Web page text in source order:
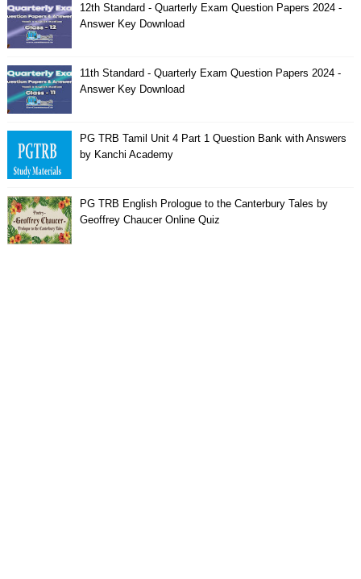
12th Standard - Quarterly Exam Question Papers 2024 -
Answer Key Download
11th Standard - Quarterly Exam Question Papers 2024 -
Answer Key Download
PG TRB Tamil Unit 4 Part 1 Question Bank with Answers
by Kanchi Academy
PG TRB English Prologue to the Canterbury Tales by
Geoffrey Chaucer Online Quiz